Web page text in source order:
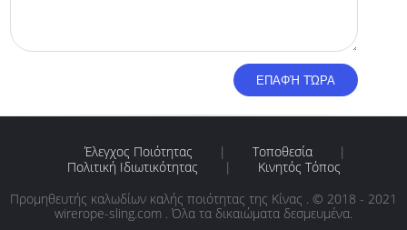
Έλεγχος Ποιότητας | Τοποθεσία
|
Πολιτική Ιδιωτικότητας
|
Κινητός Τόπος
Προμηθευτής καλωδίων καλής ποιότητας της Κίνας . © 2018 - 2021
wirerope-sling.com . Όλα τα δικαιώματα δεσμευμένα.